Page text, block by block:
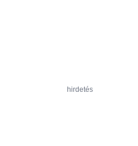
hirdetés